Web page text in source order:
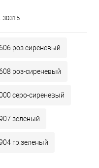
30315
роз.сиреневый
роз-сиреневый
серо-сиреневый
зеленый
гр.зеленый